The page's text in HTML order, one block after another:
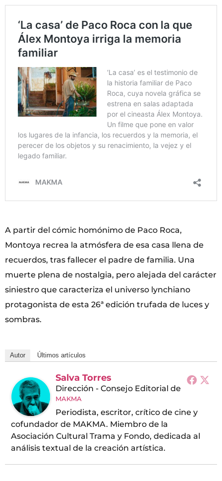
A partir del cómic homónimo de Paco Roca,
Montoya recrea la atmósfera de esa casa llena de
recuerdos, tras fallecer el padre de familia. Una
muerte plena de nostalgia, pero alejada del carácter
siniestro que caracteriza el universo lynchiano
protagonista de esta 26ª edición trufada de luces y
sombras.
Autor Últimos artículos
Salva Torres
Dirección - Consejo Editorial de
MAKMA
Periodista, escritor, crítico de cine y
cofundador de MAKMA. Miembro de la
Asociación Cultural Trama y Fondo, dedicada al
análisis textual de la creación artística.